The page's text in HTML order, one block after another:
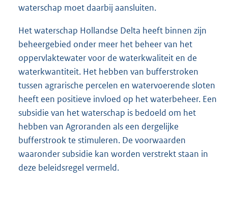
waterschap moet daarbij aansluiten.
Het waterschap Hollandse Delta heeft binnen zijn
beheergebied onder meer het beheer van het
oppervlaktewater voor de waterkwaliteit en de
waterkwantiteit. Het hebben van bufferstroken
tussen agrarische percelen en watervoerende sloten
heeft een positieve invloed op het waterbeheer. Een
subsidie van het waterschap is bedoeld om het
hebben van Agroranden als een dergelijke
bufferstrook te stimuleren. De voorwaarden
waaronder subsidie kan worden verstrekt staan in
deze beleidsregel vermeld.